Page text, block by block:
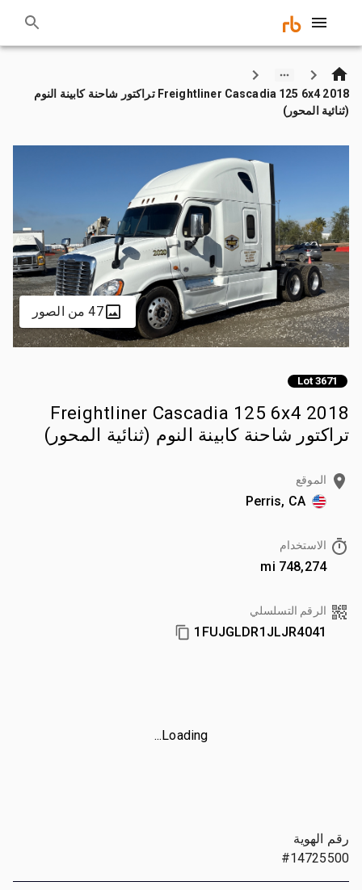
2018 Freightliner Cascadia 125 6x4 تراكتور شاحنة كابينة النوم
(ثنائية المحور)
47 من الصور
Lot 3671
2018 Freightliner Cascadia 125 6x4
تراكتور شاحنة كابينة النوم (ثنائية المحور)
الموقع
Perris, CA
الاستخدام
748,274 mi
الرقم التسلسلي
1FUJGLDR1JLJR4041
Loading...
رقم الهوية
#14725500